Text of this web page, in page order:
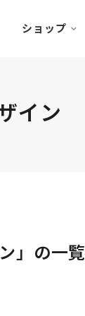
ショップ
イン
」の一覧